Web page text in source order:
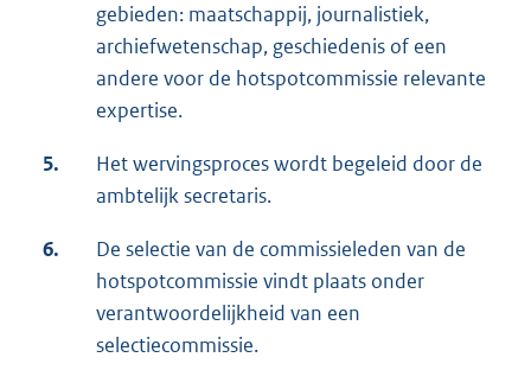
gebieden: maatschappij, journalistiek,
archiefwetenschap, geschiedenis of een
andere voor de hotspotcommissie relevante
expertise.
5.
Het wervingsproces wordt begeleid door de
ambtelijk secretaris.
6.
De selectie van de commissieleden van de
hotspotcommissie vindt plaats onder
verantwoordelijkheid van een
selectiecommissie.